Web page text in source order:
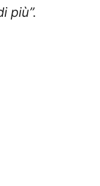
più”.